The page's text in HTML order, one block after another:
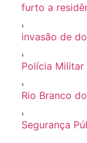
furto a
,
invasão de
,
Polícia Militar
,
Rio Branco
,
Segurança